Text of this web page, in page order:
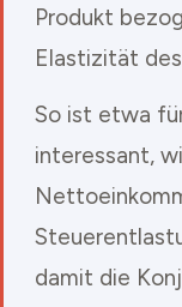
Produkt
Elastizität
So ist etwa
interessant,
damit die